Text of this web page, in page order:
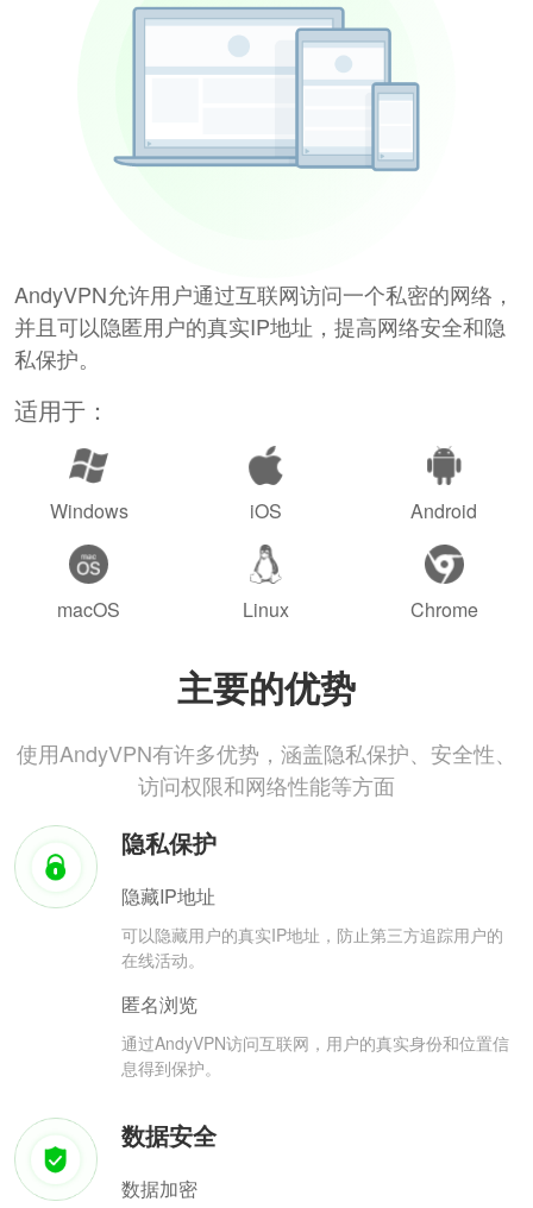
AndyVPN允许用户通过互联网访问一个私密的网络，
并且可以隐匿用户的真实IP地址，提高网络安全和隐
私保护。
适用于：
Windows iOS Android
macOS Linux Chrome
主要的优势
使用AndyVPN有许多优势，涵盖隐私保护、安全性、
访问权限和网络性能等方面
隐私保护
隐藏IP地址
可以隐藏用户的真实IP地址，防止第三方追踪用户的
在线活动。
匿名浏览
通过AndyVPN访问互联网，用户的真实身份和位置信
息得到保护。
数据安全
数据加密